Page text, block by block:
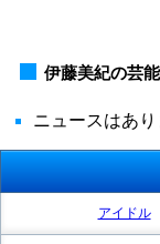
伊藤美紀の芸
ニュースはあ
アイドル